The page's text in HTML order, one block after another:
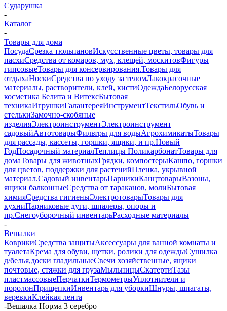
Сударушка
-
Каталог
-
Товары для дома
ПосудаСрезка тюльпановИскусственные цветы, товары для
пасхиСредства от комаров, мух, клещей, москитовФигуры
гипсовыеТовары для консервирования.Товары для
отдыхаНоскиСредства по уходу за теломЛакокрасочные
материалы, растворители, клей, кистиОдеждаБелорусская
косметика Белита и ВитексБытовая
техникаИгрушкиГалантереяИнструментТекстильОбувь и
стелькиЗамочно-скобяные
изделияЭлектроинструментЭлектроинструмент
садовыйАвтотоварыФильтры для водыАгрохимикатыТовары
для рассады, кассеты, горшки, ящики, и пр.Новый
ГодПосадочный материалТеплицы ПоликарбонатТовары для
домаТовары для животныхГрядки, компостерыКашпо, горшки
для цветов, поддержки для растенийПленка, укрывной
материал.Садовый инвентарьПарникиКанцтоварыВазоны,
ящики балконныеСредства от тараканов, молиБытовая
химияСредства гигиеныЭлектротоварыТовары для
кухниПарниковые дуги, шпалеры, опоры и
пр.Снегоуборочный инвентарьРасходные материалы
-
Вешалки
КоврикиСредства защитыАксессуары для ванной комнаты и
туалетаКрема для обуви, щетки, ролики для одеждыСушилка
д/белья,доски гладильныеСвечи хозяйственные, ящики
почтовые, стяжки для грузаМыльницыСкатертиТазы
пластмассовыеПерчаткиТермометрыУплотнители и
поролонПрищепкиИнвентарь для уборкиШнуры, шпагаты,
веревкиКлейкая лента
-Вешалка Норма 3 серебро